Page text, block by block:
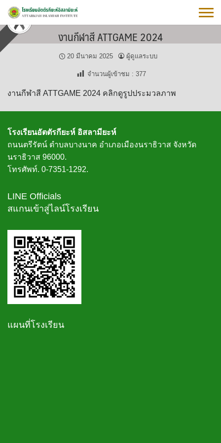
Skip
content
งานกีฬาสี ATTGAME 2024
20 มีนาคม 2025 ผู้ดูแลระบบ
จำนวนผู้เข้าชม : 377
งานกีฬาสี ATTGAME 2024 คลิกดูรูปประมวลภาพ
โรงเรียนอัตตัรกียะห์ อิสลามียะห์
ถนนตรีรัตน์ ตำบลบางนาค อำเภอเมืองนราธิวาส จังหวัด
นราธิวาส 96000.
โทรศัพท์. 0-7351-1292.
LINE Officials
สแกนเข้าสู่ไลน์โรงเรียน
แผนที่โรงเรียน